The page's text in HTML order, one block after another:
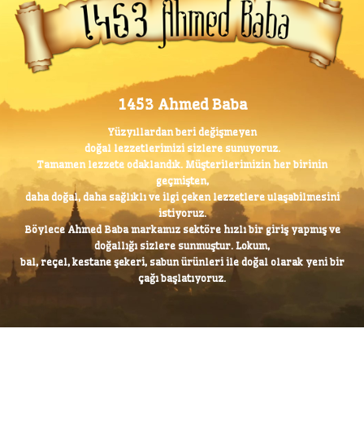
1453 Ahmed Baba
Yüzyıllardan beri değişmeyen
doğal lezzetlerimizi sizlere sunuyoruz.
Tamamen lezzete odaklandık. Müşterilerimizin her birinin
geçmişten,
daha doğal, daha sağlıklı ve ilgi çeken lezzetlere ulaşabilmesini
istiyoruz.
Böylece Ahmed Baba markamız sektöre hızlı bir giriş yapmış ve
doğallığı sizlere sunmuştur. Lokum,
bal, reçel, kestane şekeri, sabun ürünleri ile doğal olarak yeni bir
çağı başlatıyoruz.